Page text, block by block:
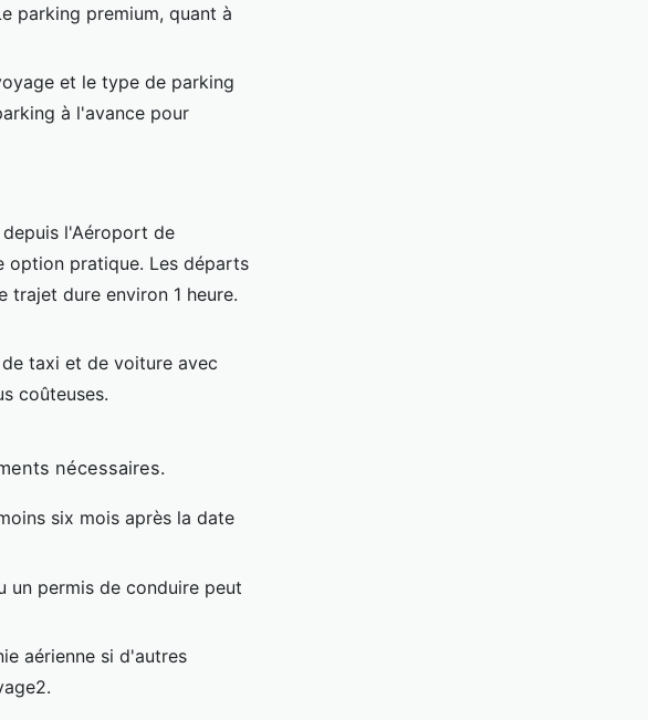
parking premium, quant à
et le type de parking
à l'avance pour
depuis l'Aéroport de
option pratique. Les départs
trajet dure environ 1 heure.
taxi et de voiture avec
coûteuses.
nécessaires.
six mois après la date
un permis de conduire peut
aérienne si d'autres